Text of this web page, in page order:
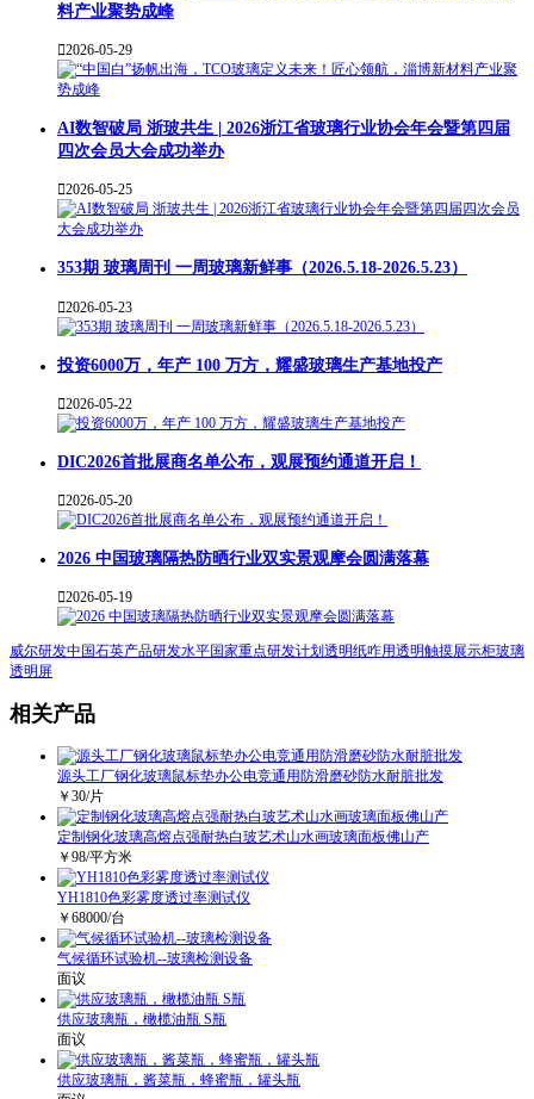
料产业聚势成峰
2026-05-29
AI数智破局 浙玻共生 | 2026浙江省玻璃行业协会年会暨第四届
四次会员大会成功举办
2026-05-25
353期 玻璃周刊 一周玻璃新鲜事（2026.5.18-2026.5.23）
2026-05-23
投资6000万，年产 100 万方，耀盛玻璃生产基地投产
2026-05-22
DIC2026首批展商名单公布，观展预约通道开启！
2026-05-20
2026 中国玻璃隔热防晒行业双实景观摩会圆满落幕
2026-05-19
威尔研发中国石英产品研发水平国家重点研发计划透明纸咋用透明触摸展示柜玻璃
透明屏
相关产品
源头工厂钢化玻璃鼠标垫办公电竞通用防滑磨砂防水耐脏批发
￥ 30/片
定制钢化玻璃高熔点强耐热白玻艺术山水画玻璃面板佛山产
￥ 98/平方米
YH1810色彩雾度透过率测试仪
￥ 68000/台
气候循环试验机--玻璃检测设备
面议
供应玻璃瓶，橄榄油瓶 S瓶
面议
供应玻璃瓶，酱菜瓶，蜂蜜瓶，罐头瓶